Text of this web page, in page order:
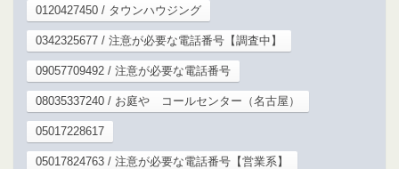
0120427450 / タウンハウジング
0342325677 / 注意が必要な電話番号【調査中】
09057709492 / 注意が必要な電話番号
08035337240 / お庭や コールセンター（名古屋）
05017228617
05017824763 / 注意が必要な電話番号【営業系】